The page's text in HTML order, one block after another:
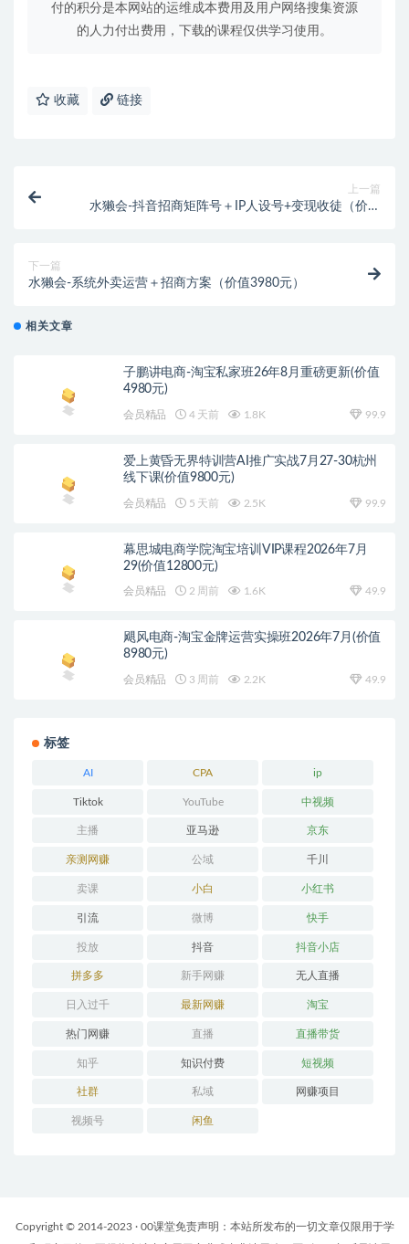
付的积分是本网站的运维成本费用及用户网络搜集资源
的人力付出费用，下载的课程仅供学习使用。
收藏 链接
上一篇
水獭会-抖音招商矩阵号＋IP人设号+变现收徒（价值
下一篇
水獭会-系统外卖运营＋招商方案（价值3980元）
相关文章
子鹏讲电商-淘宝私家班26年8月重磅更新(价值
4980元)
会员精品 4 天前 1.8K 99.9
爱上黄昏无界特训营AI推广实战7月27-30杭州
线下课(价值9800元)
会员精品 5 天前 2.5K 99.9
幕思城电商学院淘宝培训VIP课程2026年7月
29(价值12800元)
会员精品 2 周前 1.6K 49.9
飓风电商-淘宝金牌运营实操班2026年7月(价值
8980元)
会员精品 3 周前 2.2K 49.9
标签
AI CPA ip
Tiktok YouTube 中视频
主播 亚马逊 京东
亲测网赚 公域 千川
卖课 小白 小红书
引流 微博 快手
投放 抖音 抖音小店
拼多多 新手网赚 无人直播
日入过千 最新网赚 淘宝
热门网赚 直播 直播带货
知乎 知识付费 短视频
社群 私域 网赚项目
视频号 闲鱼
Copyright © 2014-2023 · 00课堂免责声明：本站所发布的一切文章仅限用于学